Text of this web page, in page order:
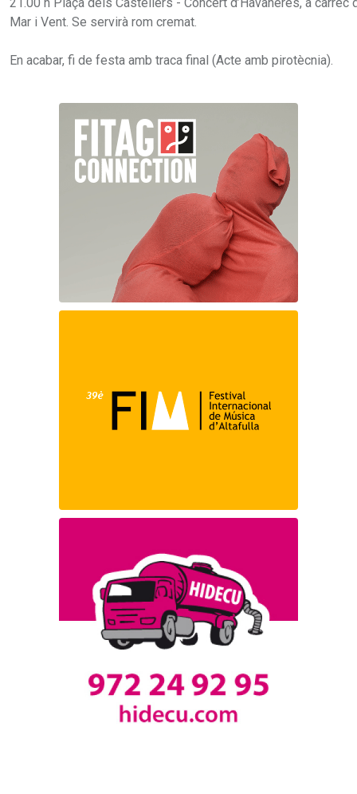
Mar i Vent. Se servirà rom cremat.
En acabar, fi de festa amb traca final (Acte amb pirotècnia).